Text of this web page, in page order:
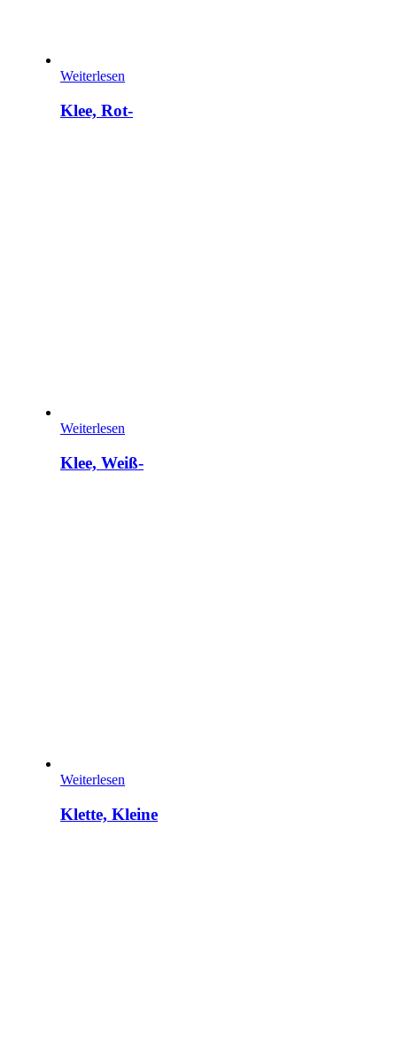
Weiterlesen
Klee, Rot-
Weiterlesen
Klee, Weiß-
Weiterlesen
Klette, Kleine